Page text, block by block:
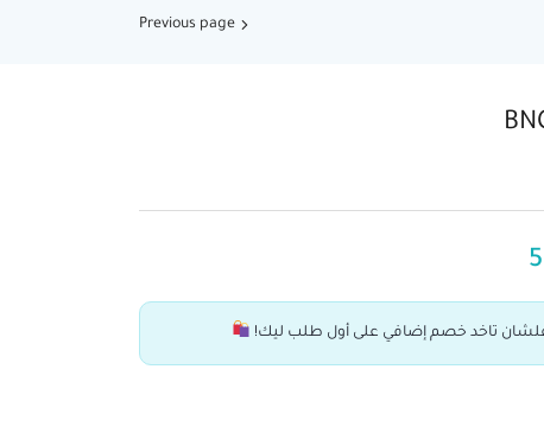
Previous page
تاخد خصم إضافي على أول طلب ليك!